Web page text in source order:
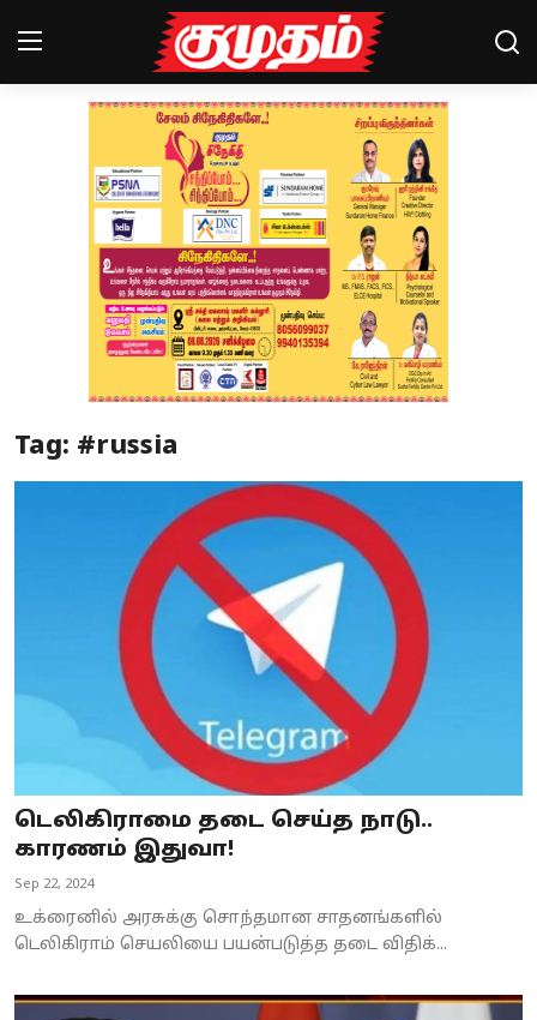
Magazines
Astrology
Spirituality
Weather
Politics
Tag: #russia
டெலிகிராமை தடை செய்த நாடு..
காரணம் இதுவா!
Sep 22, 2024
உக்ரைனில் அரசுக்கு சொந்தமான சாதனங்களில்
டெலிகிராம் செயலியை பயன்படுத்த தடை விதிக்...